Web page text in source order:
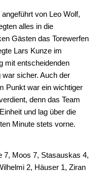
von Leo Wolf,
alles in die
Gästen das Torewerfen
Lars Kunze im
mit entscheidenden
sicher. Auch der
Punkt war ein wichtiger
denn das Team
und lag über die
Minute stets vorne.
7, Moos 7, Stasauskas 4,
2, Häuser 1, Ziran